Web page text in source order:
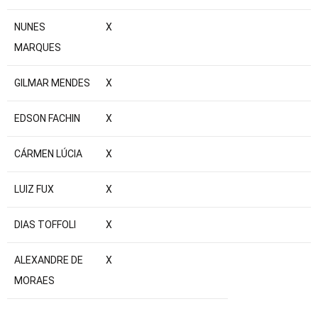
NUNES
MARQUES
X
GILMAR MENDES X
EDSON FACHIN X
CÁRMEN LÚCIA X
LUIZ FUX X
DIAS TOFFOLI X
ALEXANDRE DE
MORAES
X